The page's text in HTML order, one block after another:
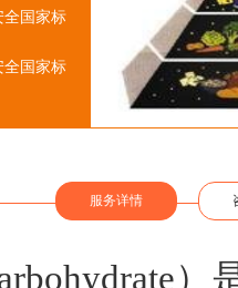
全国家标
全国家标
服务详情
）